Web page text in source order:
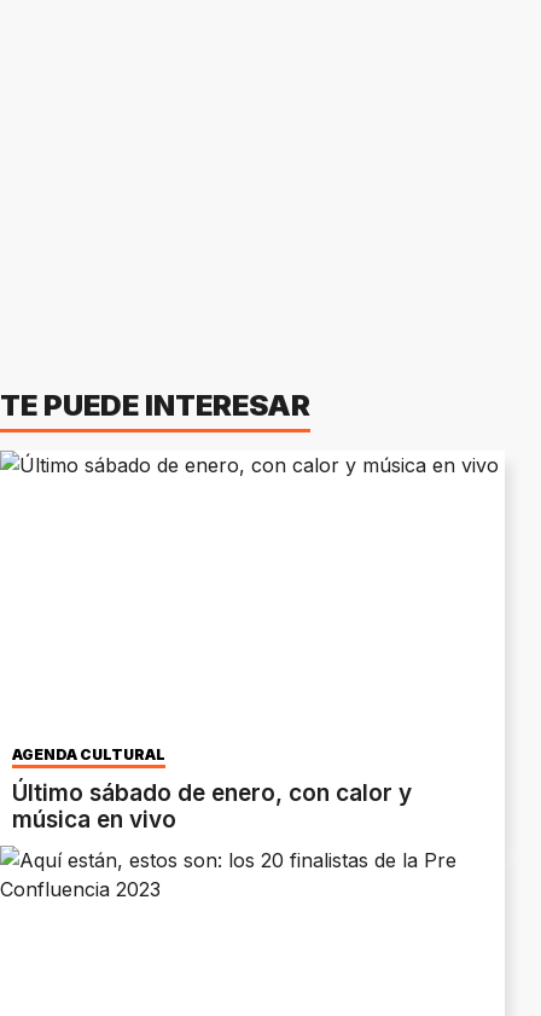
TE PUEDE INTERESAR
AGENDA CULTURAL
Último sábado de enero, con calor y
música en vivo